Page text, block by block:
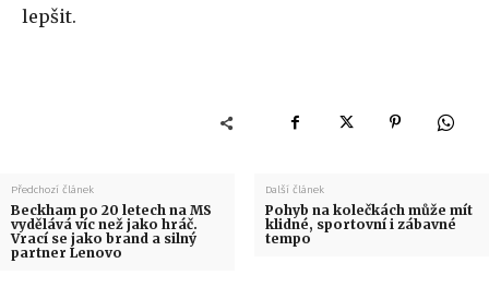
lepšit.
Předchozí článek
Beckham po 20 letech na MS
vydělává víc než jako hráč.
Vrací se jako brand a silný
partner Lenovo
Další článek
Pohyb na kolečkách může mít
klidné, sportovní i zábavné
tempo